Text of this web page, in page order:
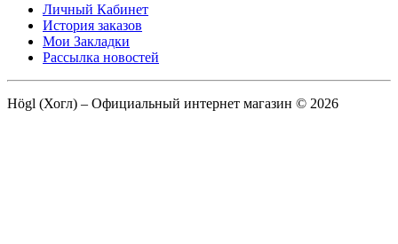
Личный Кабинет
История заказов
Мои Закладки
Рассылка новостей
Högl (Хогл) – Официальный интернет магазин © 2026